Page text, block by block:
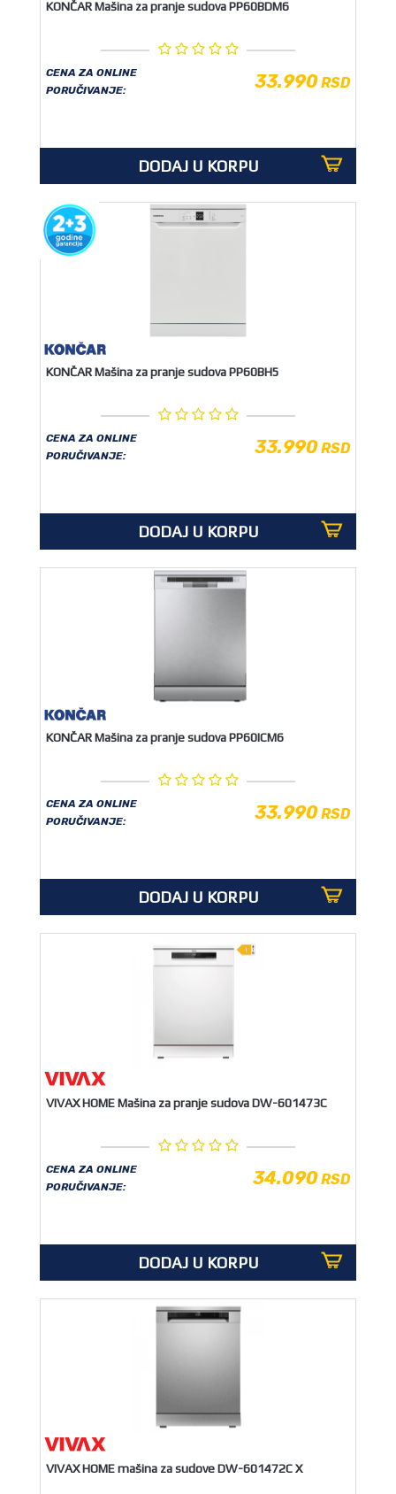
KONČAR Mašina za pranje sudova PP60BDM6
CENA ZA ONLINE
PORUČIVANJE:
33.990RSD
DODAJ U KORPU
KONČAR Mašina za pranje sudova PP60BH5
CENA ZA ONLINE
PORUČIVANJE:
33.990RSD
DODAJ U KORPU
KONČAR Mašina za pranje sudova PP60ICM6
CENA ZA ONLINE
PORUČIVANJE:
33.990RSD
DODAJ U KORPU
VIVAX HOME Mašina za pranje sudova DW-601473C
CENA ZA ONLINE
PORUČIVANJE:
34.090RSD
DODAJ U KORPU
VIVAX HOME mašina za sudove DW-601472C X